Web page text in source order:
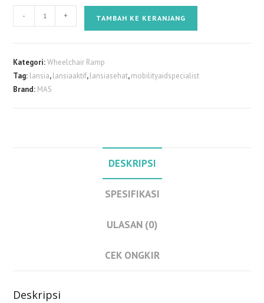
MAS
/
Jalur
- + TAMBAH KE KERANJANG
Kategori:Wheelchair Ramp
Tag: lansia,lansiaaktif,lansiasehat,mobilityaidspecialist
Brand: MAS
DESKRIPSI
SPESIFIKASI
ULASAN (0)
CEK ONGKIR
Deskripsi